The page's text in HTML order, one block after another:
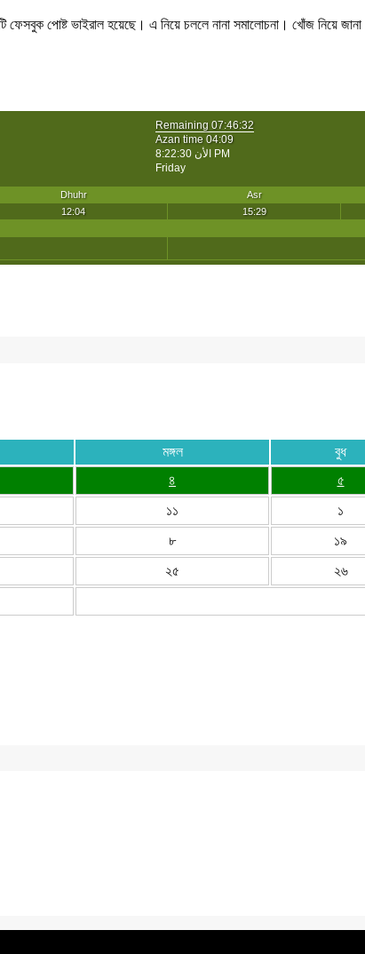
পোষ্ট ভাইরাল হয়েছে। এ নিয়ে চললে নানা সমালোচনা। খোঁজ নিয়ে জানা
মঙ্গল
বুধ
৪
৫
১১
১
৮
১৯
২৫
২৬